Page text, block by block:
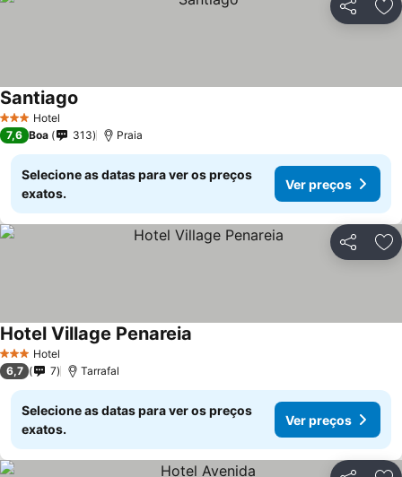
Partilhar
3 EstrelasHotel
Santiago
7,6 Boa 313 Praia
Selecione as datas para ver os preços
exatos.
Ver preços
Partilhar
3 EstrelasHotel
Hotel Village Penareia
6,7 7 Tarrafal
Selecione as datas para ver os preços
exatos.
Ver preços